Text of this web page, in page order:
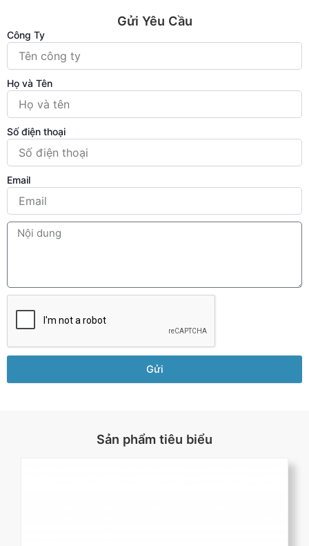
Gửi Yêu Cầu
Công Ty
Họ và Tên
Số điện thoại
Email
Gửi
Sản phẩm tiêu biểu